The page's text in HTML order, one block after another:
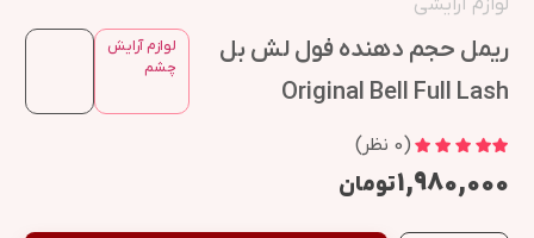
ریمل حجم دهنده فول لش بل
Original Bell Full Lash
لوازم آرایش
چشم
(
0 نظر)
۱,۹۸۰,۰۰۰تومان